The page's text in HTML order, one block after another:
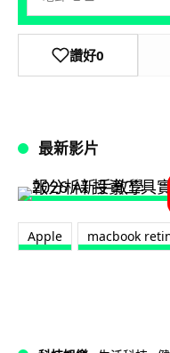
讚好0
最新影片
Apple macbook